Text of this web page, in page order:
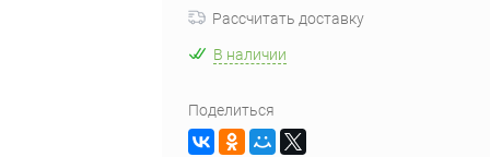
Рассчитать доставку
В наличии
Поделиться